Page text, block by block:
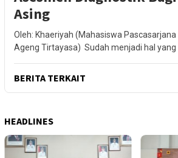
Asing
Oleh: Khaeriyah (Mahasiswa
Ageng Tirtayasa) Sudah menjadi hal yang
BERITA TERKAIT
HEADLINES